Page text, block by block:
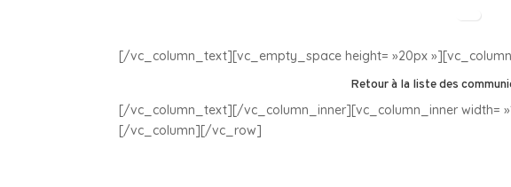
[/vc_column_text][vc_empty_space height= »20px
Retour à la liste des
[/vc_column_text][/vc_column_inner][vc_column_inner width=
[/vc_column][/vc_row]